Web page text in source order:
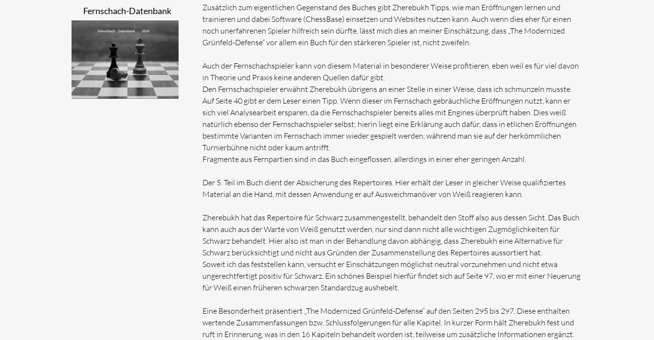
Zusätzlich zum eigentlichen Gegenstand des Buches gibt Zherebukh Tipps, wie man Eröffnungen lernen und
trainieren und dabei Software (ChessBase) einsetzen und Websites nutzen kann. Auch wenn dies eher für einen
noch unerfahrenen Spieler hilfreich sein dürfte, lässt mich dies an meiner Einschätzung, dass „The Modernized
Grünfeld-Defense“ vor allem ein Buch für den stärkeren Spieler ist, nicht zweifeln.
Auch der Fernschachspieler kann von diesem Material in besonderer Weise profitieren, eben weil es für viel davon
in Theorie und Praxis keine anderen Quellen dafür gibt.
Den Fernschachspieler erwähnt Zherebukh übrigens an einer Stelle in einer Weise, dass ich schmunzeln musste.
Auf Seite 40 gibt er dem Leser einen Tipp. Wenn dieser im Fernschach gebräuchliche Eröffnungen nutzt, kann er
sich viel Analysearbeit ersparen, da die Fernschachspieler bereits alles mit Engines überprüft haben. Dies weiß
natürlich ebenso der Fernschachspieler selbst; hierin liegt eine Erklärung auch dafür, dass in etlichen Eröffnungen
bestimmte Varianten im Fernschach immer wieder gespielt werden, während man sie auf der herkömmlichen
Turnierbühne nicht oder kaum antrifft.
Fragmente aus Fernpartien sind in das Buch eingeflossen, allerdings in einer eher geringen Anzahl.
Der 5. Teil im Buch dient der Absicherung des Repertoires. Hier erhält der Leser in gleicher Weise qualifiziertes
Material an die Hand, mit dessen Anwendung er auf Ausweichmanöver von Weiß reagieren kann.
Zherebukh hat das Repertoire für Schwarz zusammengestellt, behandelt den Stoff also aus dessen Sicht. Das Buch
kann auch aus der Warte von Weiß genutzt werden, nur sind dann nicht alle wichtigen Zugmöglichkeiten für
Schwarz behandelt. Hier also ist man in der Behandlung davon abhängig, dass Zherebukh eine Alternative für
Schwarz berücksichtigt und nicht aus Gründen der Zusammenstellung des Repertoires aussortiert hat.
Soweit ich das feststellen kann, versucht er Einschätzungen möglichst neutral vorzunehmen und nicht etwa
ungerechtfertigt positiv für Schwarz. Ein schönes Beispiel hierfür findet sich auf Seite 97, wo er mit einer Neuerung
für Weiß einen früheren schwarzen Standardzug aushebelt.
Eine Besonderheit präsentiert „The Modernized Grünfeld-Defense“ auf den Seiten 295 bis 297. Diese enthalten
wertende Zusammenfassungen bzw. Schlussfolgerungen für alle Kapitel. In kurzer Form hält Zherebukh fest und
ruft in Erinnerung, was in den 16 Kapiteln behandelt worden ist, teilweise um zusätzliche Informationen ergänzt.
Fernschach-Datenbank